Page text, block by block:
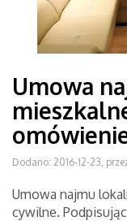
Umowa
Dodano: 2016-12-23,
Umowa najmu
cywilne.